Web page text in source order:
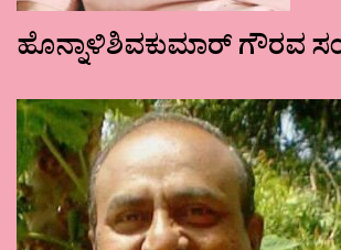
ಹೊನ್ನಾಳಿಶಿವಕುಮಾರ್ ಗೌರವ